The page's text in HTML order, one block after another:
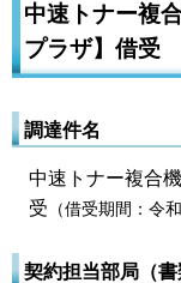
中速トナー複
プラザ】借受
調達件名
中速トナー複合
受 （借受期間：令
契約担当部局（書